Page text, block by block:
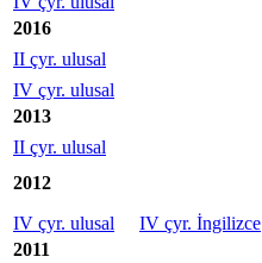
2016
II çyr. ulusal
IV çyr. ulusal
2013
II çyr. ulusal
2012
IV çyr. ulusal
IV çyr. İngilizce
2011